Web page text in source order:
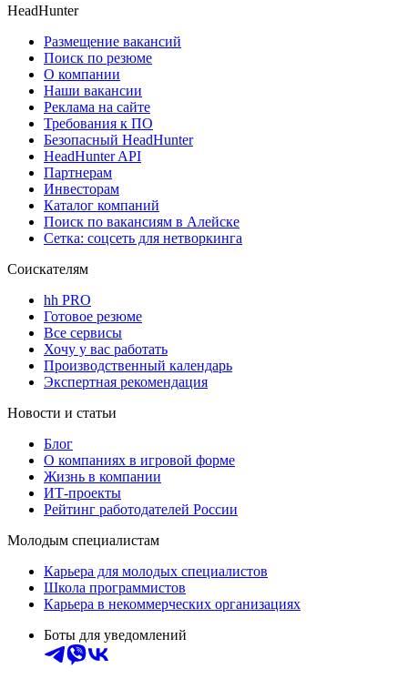
HeadHunter
Размещение вакансий
Поиск по резюме
О компании
Наши вакансии
Реклама на сайте
Требования к ПО
Безопасный HeadHunter
HeadHunter API
Партнерам
Инвесторам
Каталог компаний
Поиск по вакансиям в Алейске
Сетка: соцсеть для нетворкинга
Соискателям
hh PRO
Готовое резюме
Все сервисы
Хочу у вас работать
Производственный календарь
Экспертная рекомендация
Новости и статьи
Блог
О компаниях в игровой форме
Жизнь в компании
ИТ-проекты
Рейтинг работодателей России
Молодым специалистам
Карьера для молодых специалистов
Школа программистов
Карьера в некоммерческих организациях
Боты для уведомлений